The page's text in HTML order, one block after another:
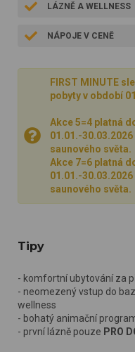
LÁZNĚ A WELLNESS
NÁPOJE V CENĚ
FIRST MINUTE
pobyty v období
Akce 5=4 platná
01.01.-
saunového světa.
Akce 7=6 platná
01.01.-
saunového světa.
Tipy
- komfortní ubytování za
- neomezený vstup do
wellness
- bohatý animační
- první lázně pouze PRO